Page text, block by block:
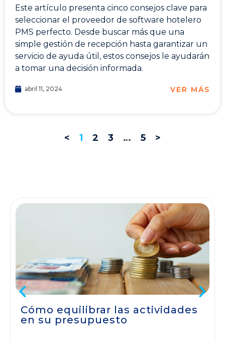
Este artículo presenta cinco consejos clave para
seleccionar el proveedor de software hotelero
PMS perfecto. Desde buscar más que una
simple gestión de recepción hasta garantizar un
servicio de ayuda útil, estos consejos le ayudarán
a tomar una decisión informada.
abril 11, 2024 VER MÁS
< 1 2 3 … 5 >
Cómo equilibrar las actividades
en su presupuesto